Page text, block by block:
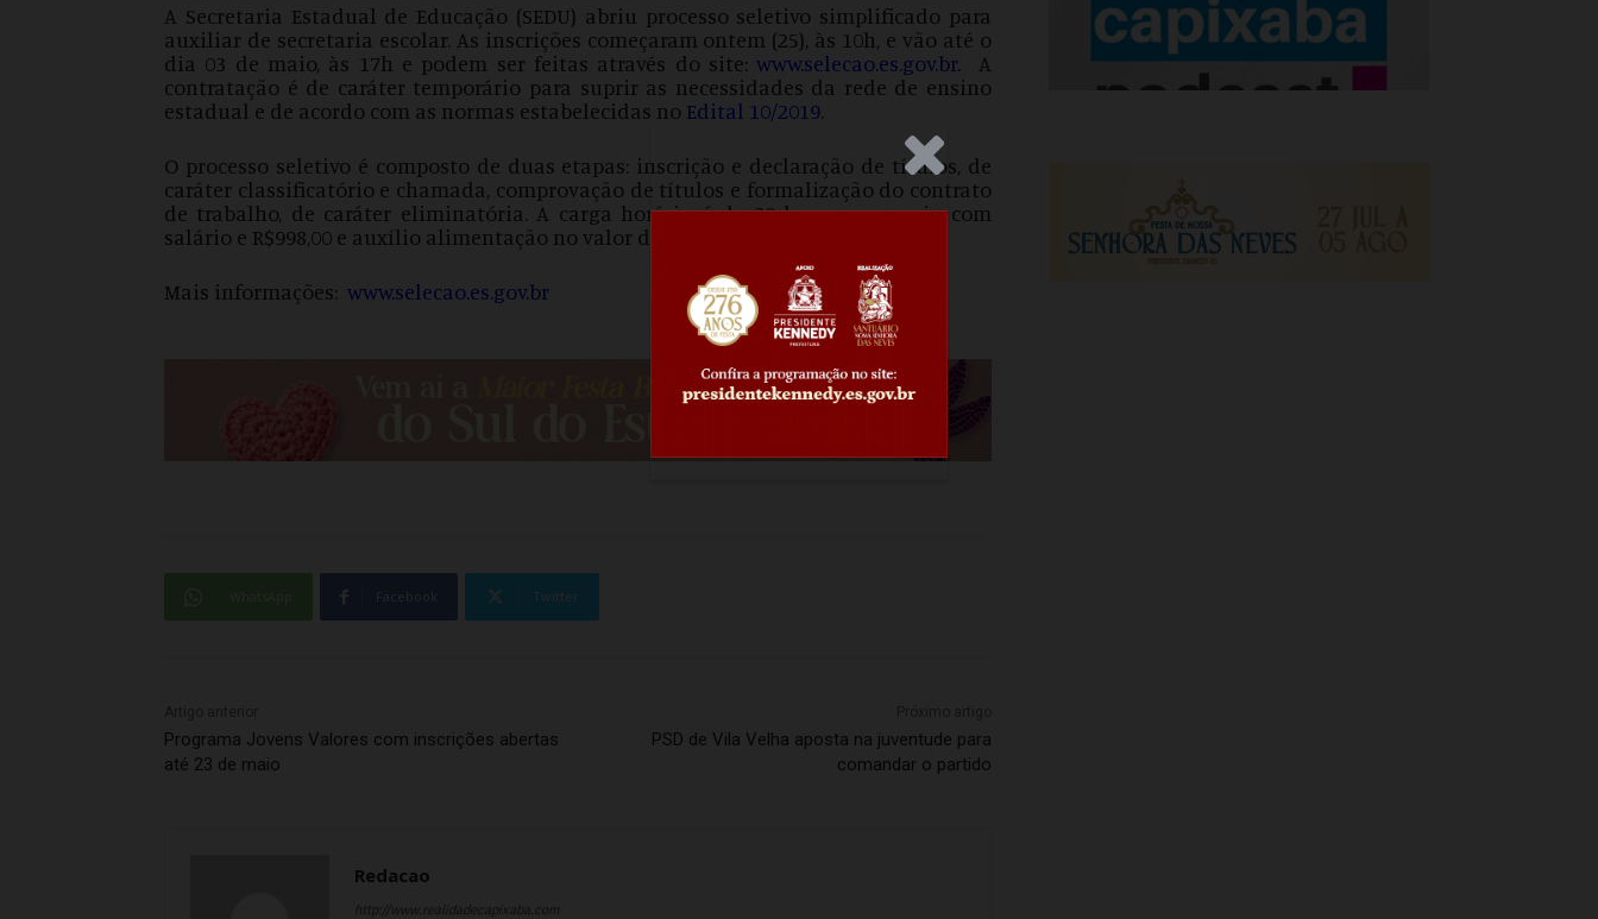
.Anúncio
A Secretaria Estadual de Educação (SEDU) abriu processo seletivo simplificado para
auxiliar de secretaria escolar. As inscrições começaram ontem (25), às 10h, e vão até o
dia 03 de maio, às 17h e podem ser feitas através do site:www.selecao.es.gov.br. A
contratação é de caráter temporário para suprir as necessidades da rede de ensino
estadual e de acordo com as normas estabelecidas no Edital 10/2019.
O processo seletivo é composto de duas etapas: inscrição e declaração de títulos, de
caráter classificatório e chamada, comprovação de títulos e formalização do contrato
de trabalho, de caráter eliminatória. A carga horário é de 30 horas semanais, com
salário e R$998,00 e auxílio alimentação no valor de R$225,00.
Mais informações: www.selecao.es.gov.br
Facebook Twitter
Programa Jovens Valores com inscrições abertas
até 23 de maio
PSD de Vila Velha aposta na juventude para
comandar o partido
Redacao
http://www.realidadecapixaba.com